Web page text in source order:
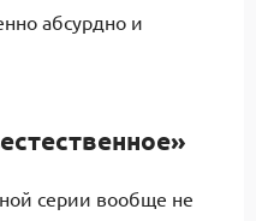
абсурдно и
серии вообще не